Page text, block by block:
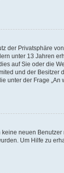
der Privatsphäre
unter 13 Jahren
auf Sie oder die
und der Besitzer
unter der Frage
neuen
Um Hilfe zu